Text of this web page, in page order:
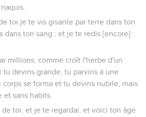
toi je te vis gisante par terre dans ton
dans ton sang ; et je te redis [encore] :
millions, comme croît l'herbe d'un
tu devins grande, tu parvins à une
corps se forma et tu devins nubile, mais
sans habits.
de toi, et je te regardai, et voici ton âge